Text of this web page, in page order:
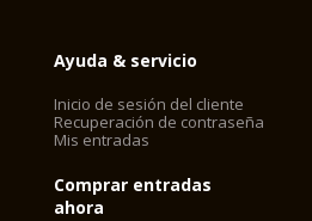
Ayuda & servicio
Inicio de sesión del cliente
Recuperación de contraseña
Mis entradas
Comprar entradas
ahora